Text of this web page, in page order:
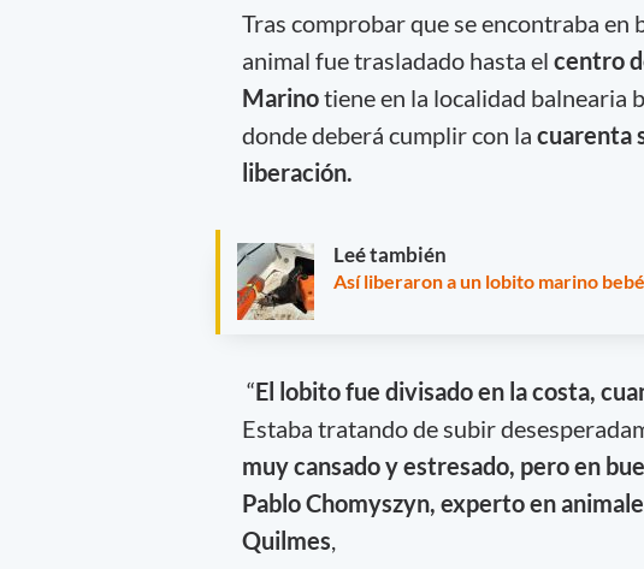
Tras comprobar que se encontraba en
animal fue trasladado hasta el centro
Marinotiene en la localidad balnearia
donde deberá cumplir con la cuarenta
liberación.
Leé también
Así liberaron a un lobito marino
“El lobito fue divisado en la costa,
Estaba tratando de subir
muy cansado y estresado, pero en
Pablo Chomyszyn, experto en
Quilmes,